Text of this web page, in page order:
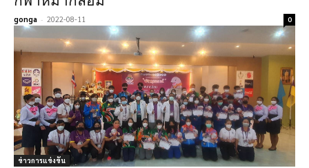
gonga - 2022-08-11 0
ข่าวการแข่งขัน